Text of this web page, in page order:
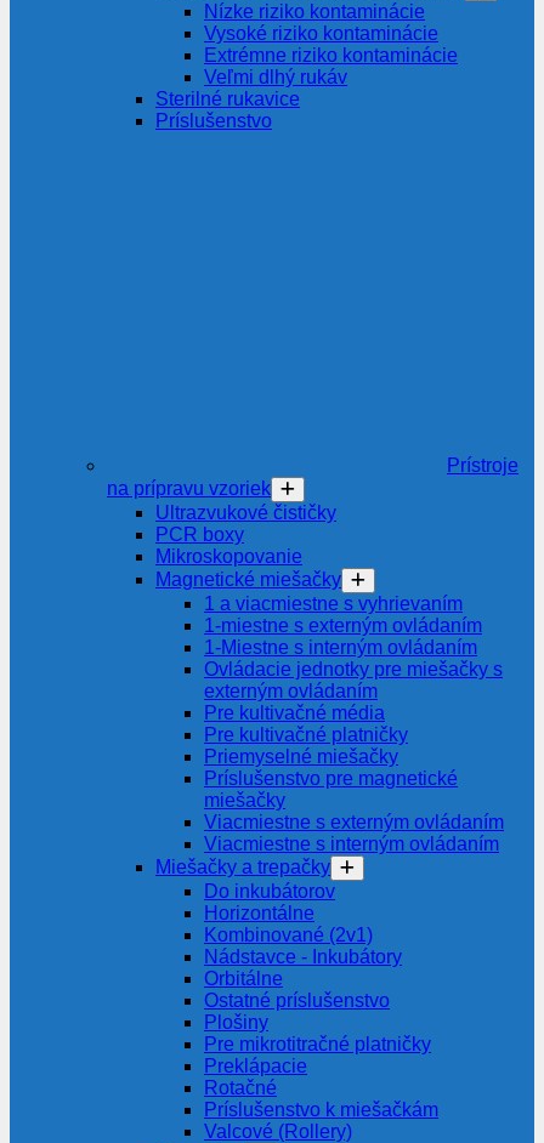
Nízke riziko kontaminácie
Vysoké riziko kontaminácie
Extrémne riziko kontaminácie
Veľmi dlhý rukáv
Sterilné rukavice
Príslušenstvo
Prístroje
na prípravu vzoriek
Ultrazvukové čističky
PCR boxy
Mikroskopovanie
Magnetické miešačky
1 a viacmiestne s vyhrievaním
1-miestne s externým ovládaním
1-Miestne s interným ovládaním
Ovládacie jednotky pre miešačky s
externým ovládaním
Pre kultivačné média
Pre kultivačné platničky
Priemyselné miešačky
Príslušenstvo pre magnetické
miešačky
Viacmiestne s externým ovládaním
Viacmiestne s interným ovládaním
Miešačky a trepačky
Do inkubátorov
Horizontálne
Kombinované (2v1)
Nádstavce - Inkubátory
Orbitálne
Ostatné príslušenstvo
Plošiny
Pre mikrotitračné platničky
Preklápacie
Rotačné
Príslušenstvo k miešačkám
Valcové (Rollery)